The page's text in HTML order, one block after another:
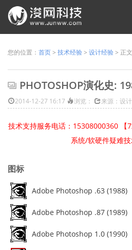
您的位置： 首页> 技术经验> 设计经验> 正文
PHOTOSHOP演化史:
2014-12-27 16:17 浏览： 来源：设
技术支持服务电话：15308000360 【
系统/软硬件疑难技
图标
Adobe Photoshop .63 (1988)
Adobe Photoshop .87 (1989)
Adobe Photoshop 1.0 (1990)